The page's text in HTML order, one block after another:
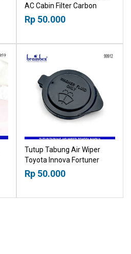
AC Cabin Filter Carbon
Toyota Avanza Daihatsu
Xenia 2003-2011 18015030
Rp 50.000
Tutup Tabung Air Wiper
Toyota Innova Fortuner
Hilux Washer Bottle Cap
Rp 50.000